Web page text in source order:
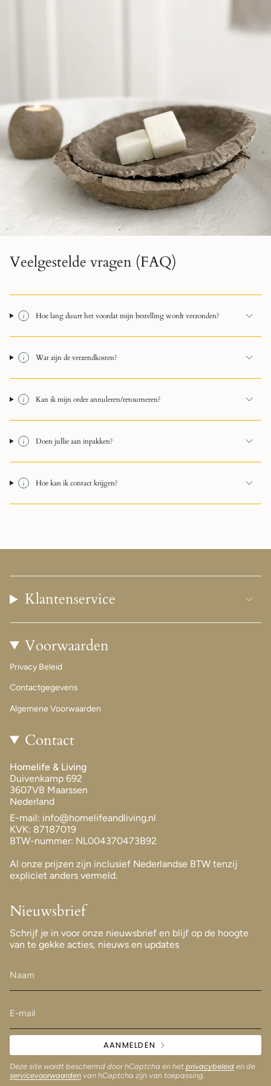
Veelgestelde vragen (FAQ)
Hoe lang duurt het voordat mijn bestelling wordt verzonden?
Wat zijn de verzendkosten?
Kan ik mijn order annuleren/retourneren?
Doen jullie aan inpakken?
Hoe kan ik contact krijgen?
Klantenservice
Voorwaarden
Privacy Beleid
Contactgegevens
Algemene Voorwaarden
Contact
Homelife & Living
Duivenkamp 692
3607VB Maarssen
Nederland
E-mail: info@homelifeandliving.nl
KVK: 87187019
BTW-nummer: NL004370473B92
Al onze prijzen zijn inclusief Nederlandse BTW tenzij
expliciet anders vermeld.
Nieuwsbrief
Schrijf je in voor onze nieuwsbrief en blijf op de hoogte
van te gekke acties, nieuws en updates
AANMELDEN
Deze site wordt beschermd door hCaptcha en het privacybeleid en de
servicevoorwaarden van hCaptcha zijn van toepassing.